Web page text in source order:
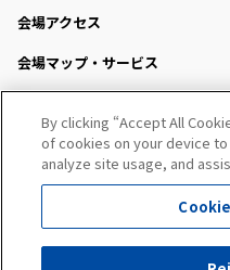
会場アクセス
会場マップ・サービス
セミナー・シンポジウム
プレスルーム
By clicking “Accept All
of cookies on your device
analyze site usage, and